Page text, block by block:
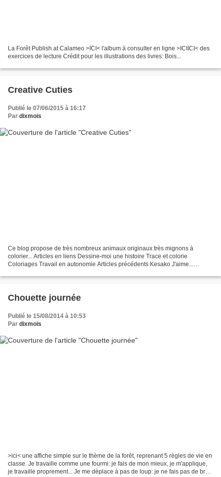
La Forêt Publish at Calameo >ICI< l'album à consulter en ligne >ICI ICI< des
exercices de lecture Crédit pour les illustrations des livres: Bois...
Creative Cuties
Publié le 07/06/2015 à 16:17
Par dixmois
Ce blog propose de très nombreux animaux originaux très mignons à
colorier... Articles en liens Dessine-moi une histoire Trace et colorie
Coloriages Travail en autonomie Articles précédents Kesako J'aime...
Chouette journée
Publié le 15/08/2014 à 10:53
Par dixmois
>ici< une affiche simple sur le thème de la forêt, reprenant 5 règles de vie en
classe. Je travaille comme une fourmi: je fais de mon mieux, je m'applique,
je travaille proprement... Je me déplace à pas de loup: je ne fais pas de bruit